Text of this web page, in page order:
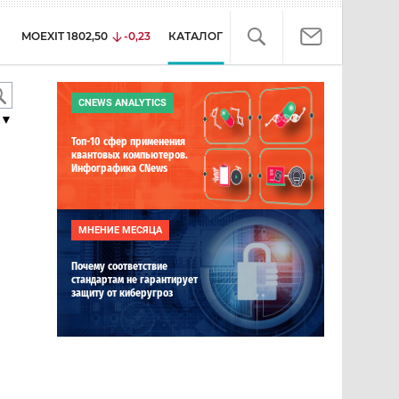
MOEXIT 1802,50 -0,23 КАТАЛОГ
CNEWS ANALYTICS
Топ-10 сфер применения
квантовых компьютеров.
Инфографика CNews
МНЕНИЕ МЕСЯЦА
Почему соответствие
стандартам не гарантирует
защиту от киберугроз